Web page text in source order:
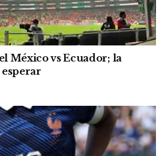
México vs Ecuador; la